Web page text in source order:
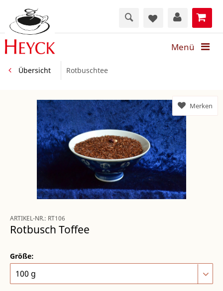
Menü
Übersicht Rotbuschtee
ARTIKEL-NR.: RT106
Rotbusch Toffee
Größe:
Merken